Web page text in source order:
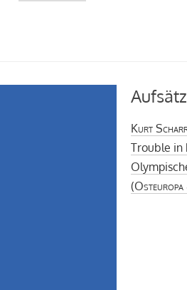
Kurt
Trouble in
(Osteuropa